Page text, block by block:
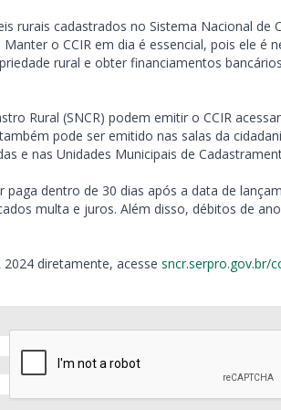
rurais cadastrados no Sistema Nacional de
o CCIR em dia é essencial, pois ele é
rural e obter financiamentos
Rural (SNCR) podem emitir o CCIR
pode ser emitido nas salas da
e nas Unidades Municipais de
dentro de 30 dias após a data de
multa e juros. Além disso, débitos de
diretamente, acesse sncr.serpro.gov.br/